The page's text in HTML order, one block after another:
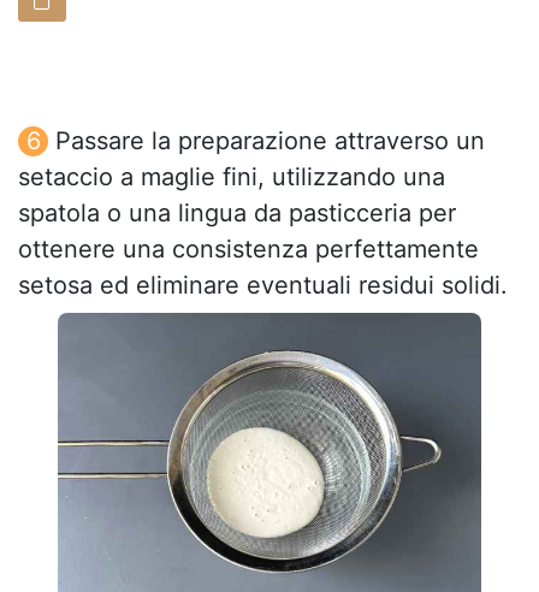
Passare la preparazione attraverso un
setaccio a maglie fini, utilizzando una
spatola o una lingua da pasticceria per
ottenere una consistenza perfettamente
setosa ed eliminare eventuali residui solidi.